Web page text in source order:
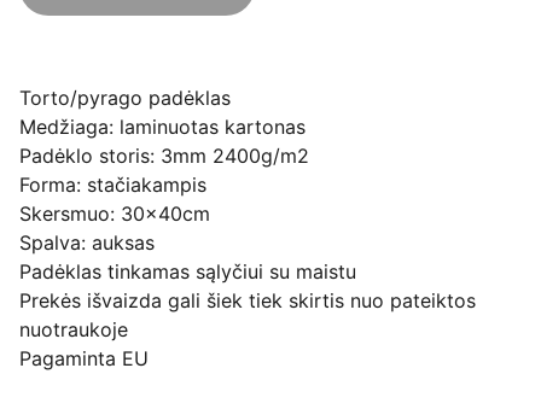
Torto/pyrago padėklas
Medžiaga: laminuotas kartonas
Padėklo storis: 3mm 2400g/m2
Forma: stačiakampis
Skersmuo: 30x40cm
Spalva: auksas
Padėklas tinkamas sąlyčiui su maistu
Prekės išvaizda gali šiek tiek skirtis nuo pateiktos
nuotraukoje
Pagaminta EU